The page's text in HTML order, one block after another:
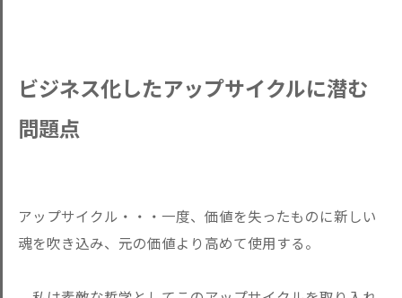
ビジネス化したアップサイクルに潜む
問題点
アップサイクル・・・一度、価値を失ったものに新しい
魂を吹き込み、元の価値より高めて使用する。